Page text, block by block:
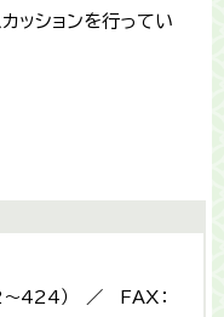
ッションを行ってい
～424） ／ FAX：